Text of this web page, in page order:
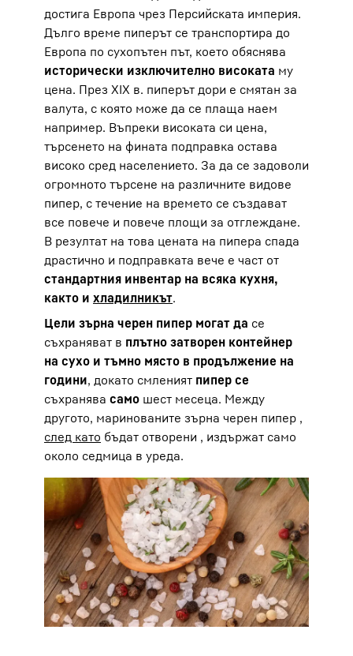
достига Европа чрез Персийската империя.
Дълго време пиперът се транспортира до
Европа по сухопътен път, което обяснява
исторически изключително високата му
цена. През XIX в. пиперът дори е смятан за
валута, с която може да се плаща наем
например. Въпреки високата си цена,
търсенето на фината подправка остава
високо сред населението. За да се задоволи
огромното търсене на различните видове
пипер, с течение на времето се създават
все повече и повече площи за отглеждане.
В резултат на това цената на пипера спада
драстично и подправката вече е част от
стандартния инвентар на всяка кухня,
както и хладилникът.
Цели зърна черен пипер могат да се
съхраняват в плътно затворен контейнер
на сухо и тъмно място в продължение на
години, докато смленият пипер се
съхранява само шест месеца. Между
другото, маринованите зърна черен пипер ,
след като бъдат отворени , издържат само
около седмица в уреда.